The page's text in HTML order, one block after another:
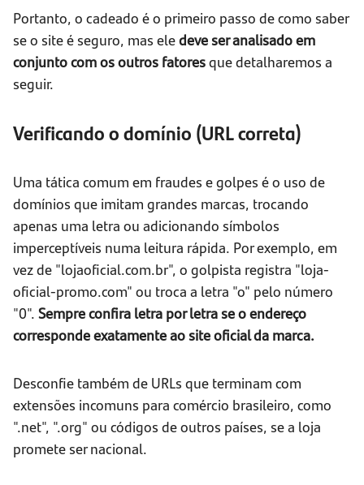
Portanto, o cadeado é o primeiro passo de como saber
se o site é seguro, mas eledeve ser analisado em
conjunto com os outros fatoresque detalharemos a
seguir.
Verificando o domínio (URL correta)
Uma tática comum em fraudes e golpes é o uso de
domínios que imitam grandes marcas, trocando
apenas uma letra ou adicionando símbolos
imperceptíveis numa leitura rápida. Por exemplo, em
vez de "lojaoficial.com.br", o golpista registra "loja-
oficial-promo.com" ou troca a letra "o" pelo número
"0". Sempre confira letra por letra se o endereço
corresponde exatamente ao site oficial da marca.
Desconfie também de URLs que terminam com
extensões incomuns para comércio brasileiro, como
".net", ".org" ou códigos de outros países, se a loja
promete ser nacional.